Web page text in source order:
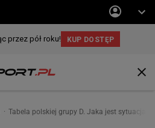
Tabela polskiej grupy D. Jaka jest sytuacja